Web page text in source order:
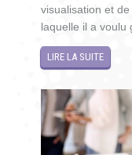
visualisation et
laquelle il a
LIRE LA SUITE